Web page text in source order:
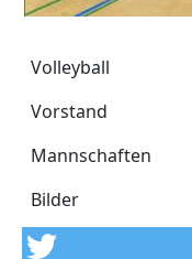
Volleyball
Volleyball
Vorstand
Mannschaften
Bilder